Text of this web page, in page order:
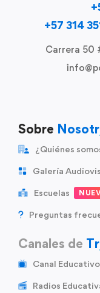
+57 314
Carrera 50
Sobre
¿Quiénes
Galería
Escuelas
Preguntas
Canales de
Canal
Radios